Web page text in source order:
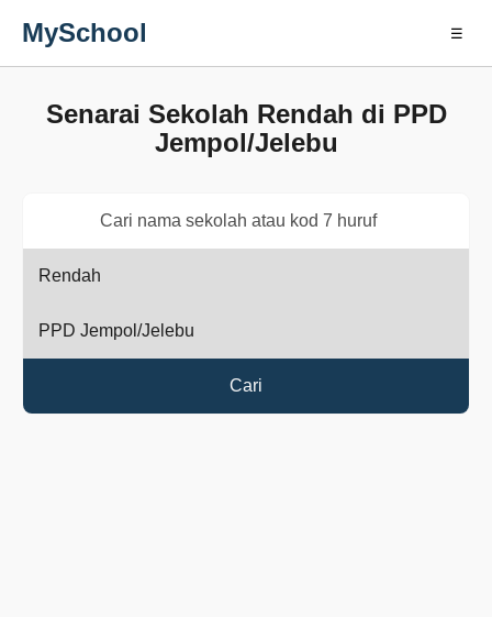
MySchool ☰
Senarai Sekolah Rendah di PPD
Jempol/Jelebu
Cari